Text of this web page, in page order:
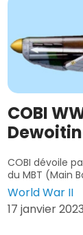
COBI
COBI dévoile
du MBT (Main
World War II
17 janvier